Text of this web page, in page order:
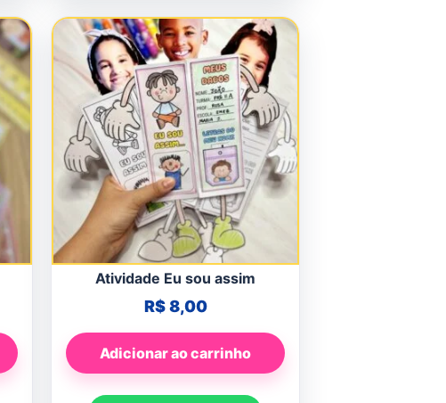
Atividade Eu sou assim
R$8,00
Adicionar ao carrinho